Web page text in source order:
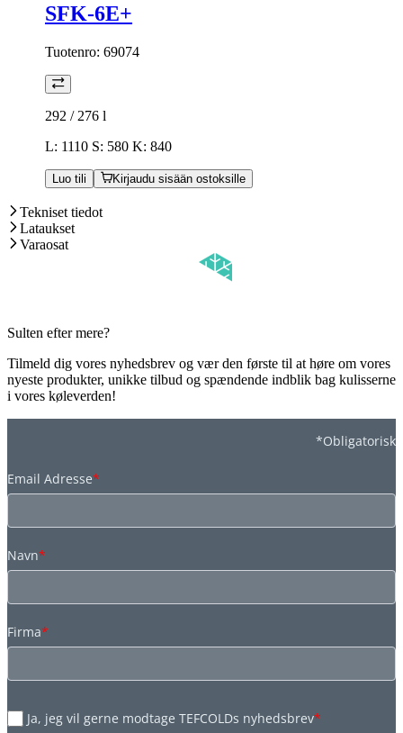
SFK-6E+
Tuotenro: 69074
292 / 276 l
L: 1110 S: 580 K: 840
Luo tili Kirjaudu sisään ostoksille
Tekniset tiedot
Lataukset
Varaosat
Sulten efter mere?
Tilmeld dig vores nyhedsbrev og vær den første til at høre om vores
nyeste produkter, unikke tilbud og spændende indblik bag kulisserne
i vores køleverden!
*Obligatorisk
Email Adresse*
Navn*
Firma*
Ja, jeg vil gerne modtage TEFCOLDs nyhedsbrev*